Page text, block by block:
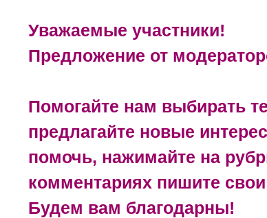
Уважаемые участники!
Предложение от
Помогайте нам выбирать
предлагайте новые
помочь, нажимайте на
комментариях пишите
Будем вам благодарны!